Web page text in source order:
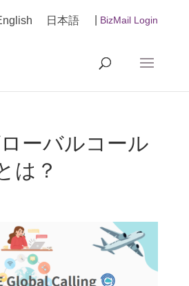
日本語 BizMail Login
ーバルコール
は？